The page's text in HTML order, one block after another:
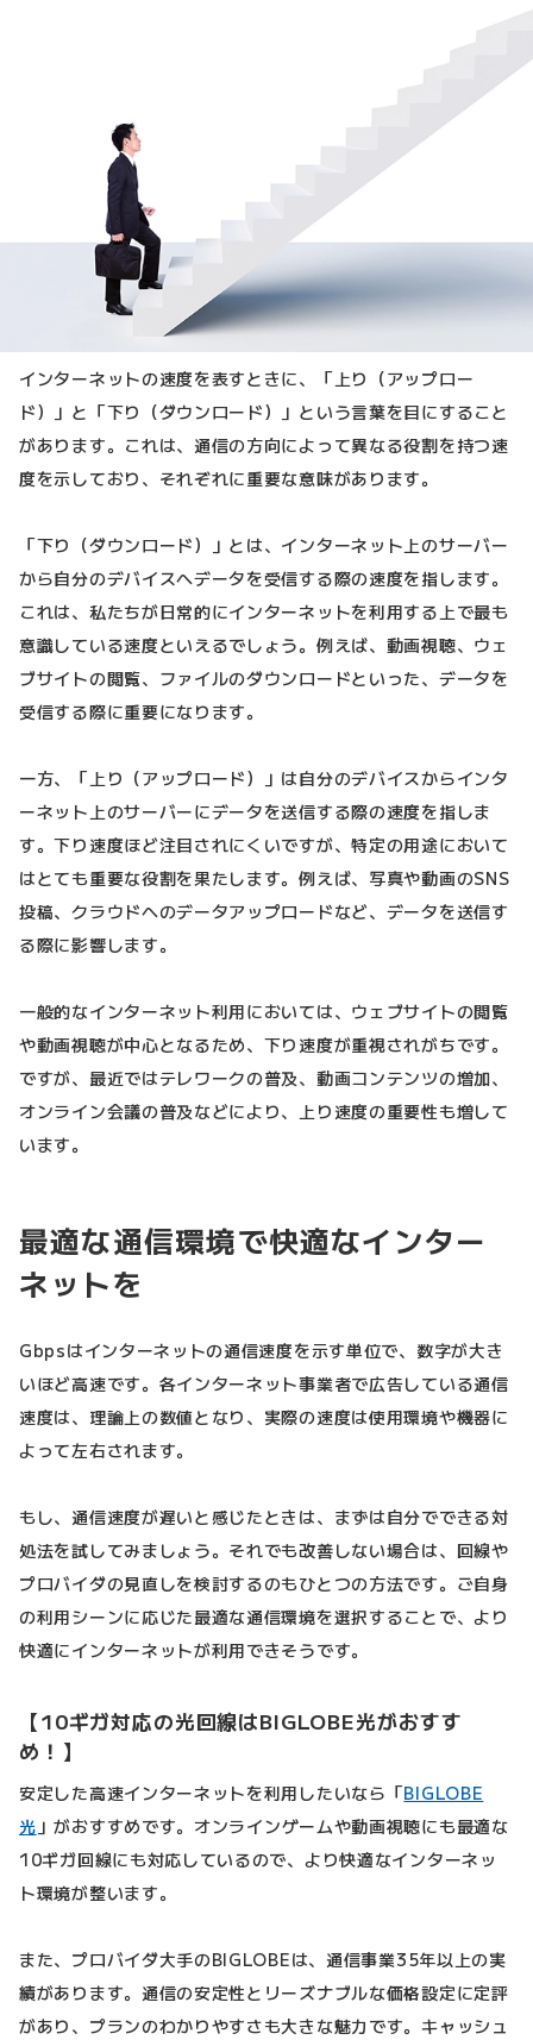
インターネットの速度を表すときに、「上り（アップロー
ド）」と「下り（ダウンロード）」という言葉を目にすること
があります。これは、通信の方向によって異なる役割を持つ速
度を示しており、それぞれに重要な意味があります。
「下り（ダウンロード）」とは、インターネット上のサーバー
から自分のデバイスへデータを受信する際の速度を指します。
これは、私たちが日常的にインターネットを利用する上で最も
意識している速度といえるでしょう。例えば、動画視聴、ウェ
ブサイトの閲覧、ファイルのダウンロードといった、データを
受信する際に重要になります。
一方、「上り（アップロード）」は自分のデバイスからインタ
ーネット上のサーバーにデータを送信する際の速度を指しま
す。下り速度ほど注目されにくいですが、特定の用途において
はとても重要な役割を果たします。例えば、写真や動画のSNS
投稿、クラウドへのデータアップロードなど、データを送信す
る際に影響します。
一般的なインターネット利用においては、ウェブサイトの閲覧
や動画視聴が中心となるため、下り速度が重視されがちです。
ですが、最近ではテレワークの普及、動画コンテンツの増加、
オンライン会議の普及などにより、上り速度の重要性も増して
います。
最適な通信環境で快適なインター
ネットを
Gbpsはインターネットの通信速度を示す単位で、数字が大き
いほど高速です。各インターネット事業者で広告している通信
速度は、理論上の数値となり、実際の速度は使用環境や機器に
よって左右されます。
もし、通信速度が遅いと感じたときは、まずは自分でできる対
処法を試してみましょう。それでも改善しない場合は、回線や
プロバイダの見直しを検討するのもひとつの方法です。ご自身
の利用シーンに応じた最適な通信環境を選択することで、より
快適にインターネットが利用できそうです。
【10ギガ対応の光回線はBIGLOBE光がおすす
め！】
安定した高速インターネットを利用したいなら「BIGLOBE
光 」がおすすめです。オンラインゲームや動画視聴にも最適な
10ギガ回線にも対応しているので、より快適なインターネッ
ト環境が整います。
また、プロバイダ大手のBIGLOBEは、通信事業35年以上の実
績があります。通信の安定性とリーズナブルな価格設定に定評
があり、プランのわかりやすさも大きな魅力です。キャッシュ